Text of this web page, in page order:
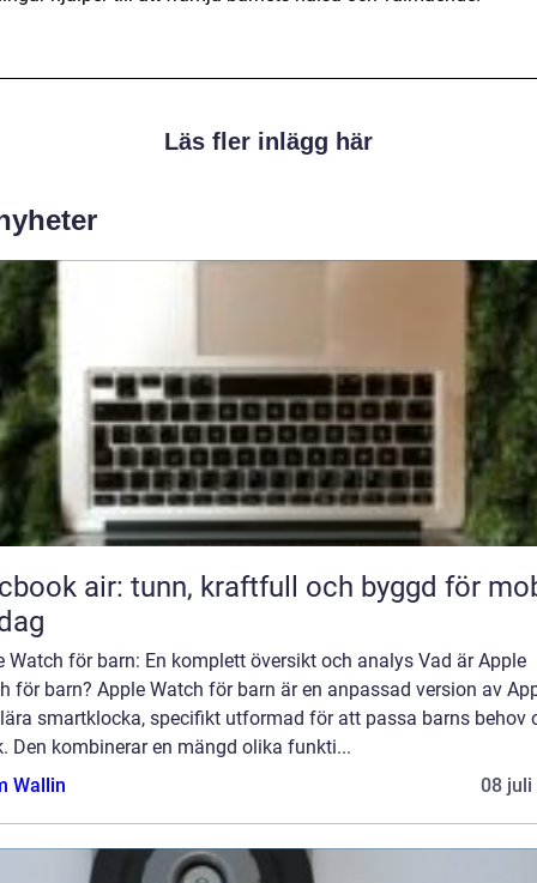
Läs fler inlägg här
air: tunn, kraftfull och byggd för
Watch för barn: En komplett översikt och analys Vad är Apple
för barn? Apple Watch för barn är en anpassad version av
smartklocka, specifikt utformad för att passa barns behov
Den kombinerar en mängd olika funkti...
Wallin
08 juli